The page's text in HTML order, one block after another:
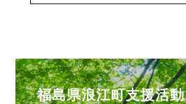
福島県浪江町支援活動